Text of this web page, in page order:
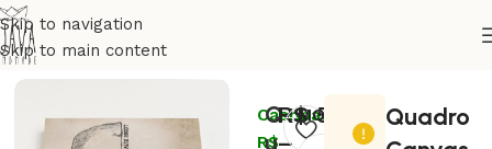
Skip to navigation
Skip to main content
Início Decoração Quadros
Cashback:
R$
Q
u
R$59,00
–
MODELO
Quadro